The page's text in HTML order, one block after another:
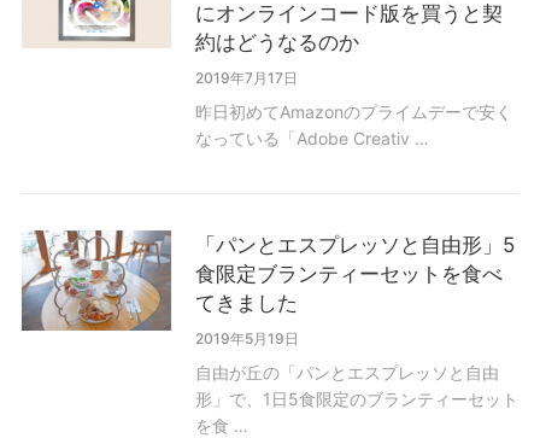
にオンラインコード版を買うと契
約はどうなるのか
2019年7月17日
昨日初めてAmazonのプライムデーで安く
なっている「Adobe Creativ …
「パンとエスプレッソと自由形」5
食限定ブランティーセットを食べ
てきました
2019年5月19日
自由が丘の「パンとエスプレッソと自由
形」で、1日5食限定のブランティーセット
を食 …